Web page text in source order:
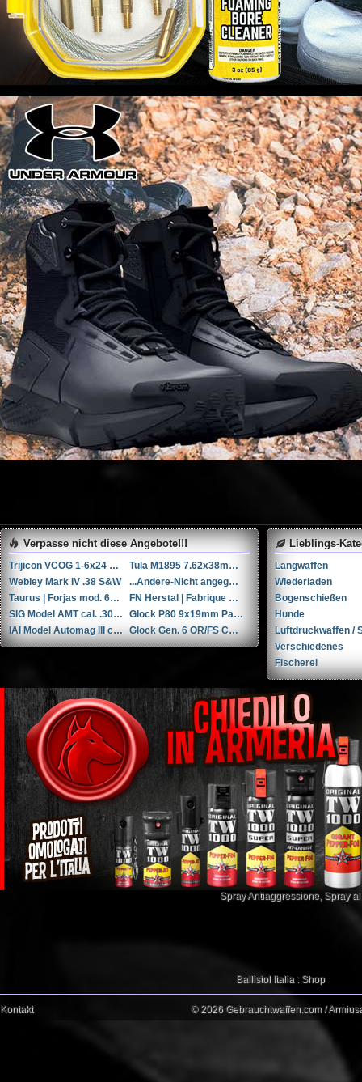
Verpasse nicht diese Angebote!!!
Trijicon VCOG 1-6x24 LED-Zielfernrohr mit Absehen für .223 Remington / 77 gr.
Tula M1895 7.62x38mmR / 7.62x38mm Nagant
Webley Mark IV .38 S&W
...Andere-Nicht angegeben W+F Raketenpistole 1917/1934 kal. 34mm ...Andere/Nicht angegeben
Taurus | Forjas mod. 66 6'' .357 Magnum / 9x31mmR /.353 Casull
FN Herstal | Fabrique Nationale 1910 + holster & 3 mags. .32 ACP / 7.65x17mm Browning SR
SIG Model AMT cal. .308Win
Glock P80 9x19mm Parabellum/Luger/NATO
IAI Model Automag III cal. .30 Carbine (.30M1)
Glock Gen. 6 OR/FS Combo COA DC8 9x19mm Parabellum/Luger/NATO
Lieblings-
Langwaffen
Wiederladen
Bogenschießen
Hunde
Luftdruckwaffen /
Verschiedenes
Fischerei
Spray Antiaggressione, Spray
Ballistol Italia : Shop
Kontakt © 2026 Gebrauchtwaffen.com /